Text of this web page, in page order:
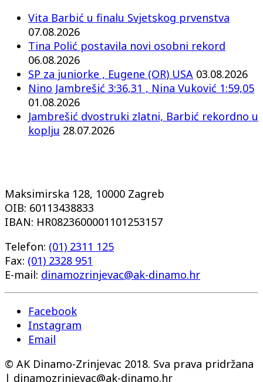
Vita Barbić u finalu Svjetskog prvenstva
07.08.2026
Tina Polić postavila novi osobni rekord
06.08.2026
SP za juniorke , Eugene (OR) USA 03.08.2026
Nino Jambrešić 3:36,31 , Nina Vuković 1:59,05
01.08.2026
Jambrešić dvostruki zlatni, Barbić rekordno u
koplju 28.07.2026
Maksimirska 128, 10000 Zagreb
OIB: 60113438833
IBAN: HR0823600001101253157
Telefon: (01) 2311 125
Fax: (01) 2328 951
E-mail: dinamozrinjevac@ak-dinamo.hr
Facebook
Instagram
Email
© AK Dinamo-Zrinjevac 2018. Sva prava pridržana
| dinamozrinjevac@ak-dinamo.hr